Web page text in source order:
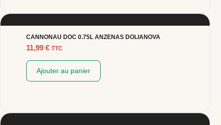
CANNONAU DOC 0.75L ANZENAS DOLIANOVA
11,99 € TTC
Ajouter au panier